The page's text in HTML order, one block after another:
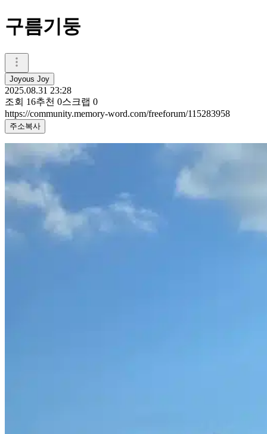
구름기둥
Joyous Joy
2025.08.31 23:28
조회 16추천 0스크랩 0
https://community.memory-word.com/freeforum/115283958
주소복사